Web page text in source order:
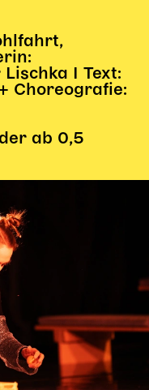
I Text:
Choreografie:
ab 0,5